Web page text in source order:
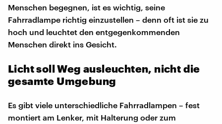
Menschen begegnen, ist es wichtig, seine
Fahrradlampe richtig einzustellen – denn oft ist sie zu
hoch und leuchtet den entgegenkommenden
Menschen direkt ins Gesicht.
Licht soll Weg ausleuchten, nicht die
gesamte Umgebung
Es gibt viele unterschiedliche Fahrradlampen – fest
montiert am Lenker, mit Halterung oder zum